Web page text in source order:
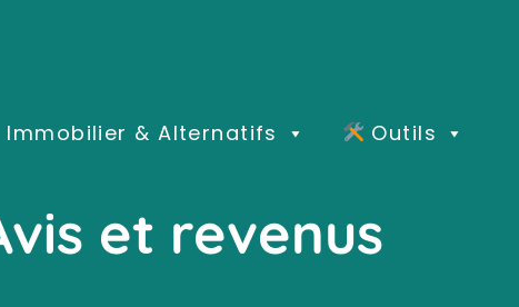
Immobilier & Alternatifs
Outils
et revenus